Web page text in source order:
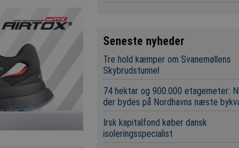
Seneste nyheder
Tre hold kæmper om Svanemøllens
Skybrudstunnel
74 hektar og 900.000 etagemeter:
der bydes på Nordhavns næste
Irsk kapitalfond køber dansk
isoleringsspecialist